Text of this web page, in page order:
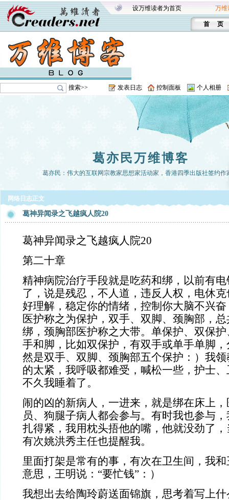
设万维读者为首页 万维
首 页
搜索>> 发表日志 控制面板 个人相册
葛亦民万维博客
葛亦民：伟大的互联网宗教家思想家活动家，香港四季出版社签约作
网络日志正文
葛神异闻录之飞越疯人院20
葛神异闻录之飞越疯人院20
第二十章
精神病院治疗手段就是吃药和绑，以前有
了，说是残忍，不人道，违反人权，电休
好理解，稳定你的情绪，控制你大脑不兴
医护称之为保护，双手、双脚、颈胸部，
绑，颈胸部医护称之大带。单保护、双保
手和脚，比如双保护，有双手或单手单脚
然是双手、双脚、颈胸部五个保护：）我
的太紧，我呼吸都难受，喊松一些，护士
不久我睡着了。
闹的凶的新病人，一进来，就是绑在床上
员、狗腿子病人都会参与。有时我也参与
扎得紧，我用枕头捂他的嘴，他就没劲了
有次姚洪秀主任也提醒我。
里面打架是常有的事，有次在卫生间，我
意思，王明说：“要忙钱”：）
我想出去给陶玲蔚送面锦旗，思考着写上